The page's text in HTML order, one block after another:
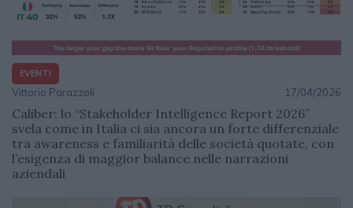
EVENTI
Vittorio Parazzoli 17/04/2026
Caliber: lo “Stakeholder Intelligence Report 2026”
svela come in Italia ci sia ancora un forte differenziale
tra awareness e familiarità delle società quotate, con
l’esigenza di maggior balance nelle narrazioni
aziendali